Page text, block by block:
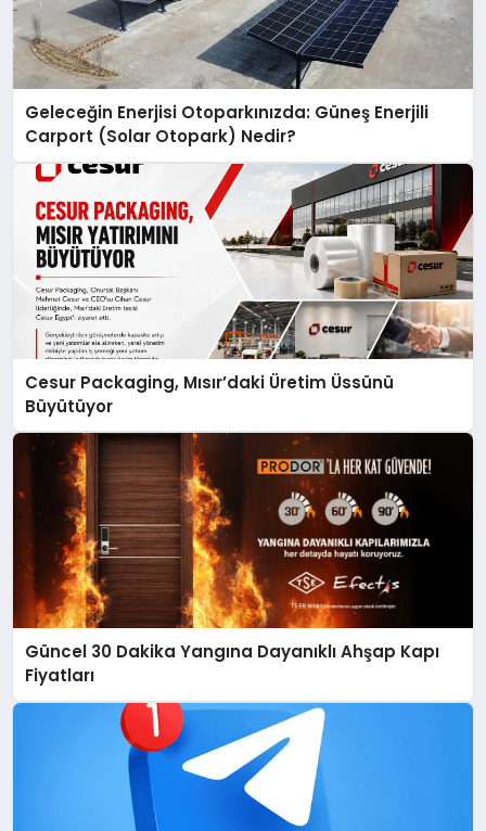
Geleceğin Enerjisi Otoparkınızda: Güneş Enerjili
Carport (Solar Otopark) Nedir?
Cesur Packaging, Mısır’daki Üretim Üssünü
Büyütüyor
Güncel 30 Dakika Yangına Dayanıklı Ahşap Kapı
Fiyatları